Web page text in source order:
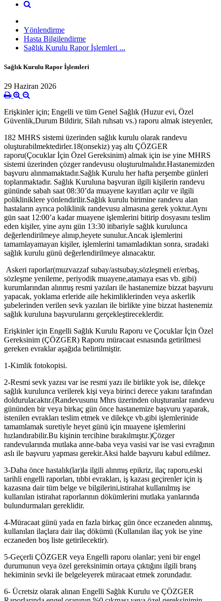
Yönlendirme
Hasta Bilgilendirme
Sağlık Kurulu Rapor İşlemleri ...
Sağlık Kurulu Rapor İşlemleri
29 Haziran 2026
Erişkinler için; Engelli ve tüm Genel Sağlık (Huzur evi, Özel
Güvenlik,Durum Bildirir, Silah ruhsatı vs.) raporu almak isteyenler,
182 MHRS sistemi üzerinden sağlık kurulu olarak randevu
oluşturabilmektedirler.18(onsekiz) yaş altı ÇÖZGER
raporu(Çocuklar İçin Özel Gereksinim) almak için ise yine MHRS
sistemi üzerinden çözger randevusu oluşturulmalıdır.Hastanemizden
başvuru alınmamaktadır.Sağlık Kurulu her hafta perşembe günleri
toplanmaktadır. Sağlık Kuruluna başvuran ilgili kişilerin randevu
gününde sabah saat 08:30’da muayene kayıtları açılır ve ilgili
polikliniklere yönlendirilir.Sağlık kurulu birimine randevu alan
hastaların ayrıca poliklinik randevusu almasına gerek yoktur.Aynı
gün saat 12:00’a kadar muayene işlemlerini bitirip dosyasını teslim
eden kişiler, yine aynı gün 13:30 itibariyle sağlık kurulunca
değerlendirilmeye alınıp,heyete sunulur.Ancak işlemlerini
tamamlayamayan kişiler, işlemlerini tamamladıktan sonra, sıradaki
sağlık kurulu günü değerlendirilmeye alınacaktır.
Askeri raporlar(muzvazzaf subay/astsubay,sözleşmeli er/erbaş,
sözleşme yenileme, periyodik muayene,atamaya esas vb. gibi)
kurumlarından alınmış resmi yazıları ile hastanemize bizzat başvuru
yapacak, yoklama erleride aile hekimliklerinden veya askerlik
şubelerinden verilen sevk yazıları ile birlikte yine bizzat hastenemiz
sağlık kuruluna başvurularını gerçekleştireceklerdir.
Erişkinler için Engelli Sağlık Kurulu Raporu ve Çocuklar İçin Özel
Gereksinim (ÇÖZGER) Raporu müracaat esnasında getirilmesi
gereken evraklar aşağıda belirtilmiştir.
1-Kimlik fotokopisi.
2-Resmi sevk yazısı var ise resmi yazı ile birlikte yok ise, dilekçe
sağlık kurulunca verilerek kişi veya birinci derece yakını tarafından
doldurulacaktır.(Randevusunu Mhrs üzerinden oluşturanlar randevu
gününden bir veya birkaç gün önce hastanemize başvuru yaparak,
istenilen evrakları teslim etmek ve dilekçe vb.gibi işlemlerinide
tamamlamak suretiyle heyet günü için muayene işlemlerini
hızlandırabilir.Bu kişinin tercihine bırakılmıştır.)Çözger
randevularında mutlaka anne-baba veya vasisi var ise vasi evrağının
aslı ile başvuru yapması gerekir.Aksi halde başvuru kabul edilmez.
3-Daha önce hastalık(lar)la ilgili alınmış epikriz, ilaç raporu,eski
tarihli engelli raporları, tıbbi evrakları, iş kazası geçirenler için iş
kazasına dair tüm belge ve bilgilerini,istirahat kullanılmış ise
kullanılan istirahat raporlarının dökümlerini mutlaka yanlarında
bulundurmaları gereklidir.
4-Müracaat günü yada en fazla birkaç gün önce eczaneden alınmış,
kullanılan ilaçlara dair ilaç dökümü (Kullanılan ilaç yok ise yine
eczaneden boş liste getirilecektir).
5-Geçerli ÇÖZGER veya Engelli raporu olanlar; yeni bir engel
durumunun veya özel gereksinimin ortaya çıktığını ilgili branş
hekiminin sevki ile belgeleyerek müracaat etmek zorundadır.
6- Ücretsiz olarak alınan Engelli Sağlık Kurulu ve ÇÖZGER